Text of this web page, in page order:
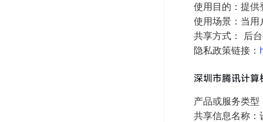
使用目的：提供
使用场景：当用
共享方式： 后
隐私政策链接：
深圳市腾讯计
产品或服务类型
共享信息名称